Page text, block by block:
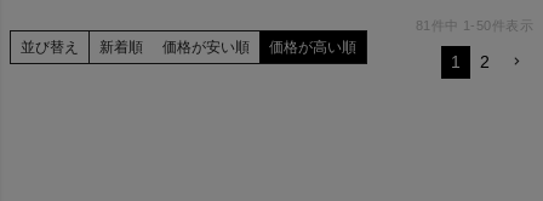
並び替え 新着順 価格が安い順 価格が高い順
81 件中 1 - 50件表示
1 2